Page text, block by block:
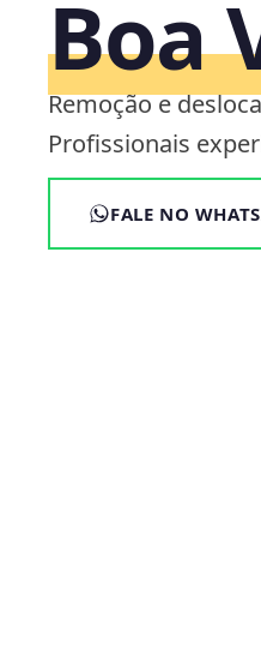
Boa
Remoção e
Profissionais
FALE NO